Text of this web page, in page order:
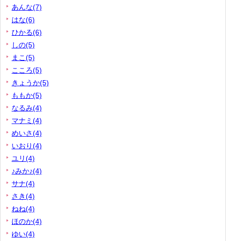
あんな(7)
はな(6)
ひかる(6)
しの(5)
まこ(5)
こころ(5)
きょうか(5)
ももか(5)
なるみ(4)
マナミ(4)
めいさ(4)
いおり(4)
ユリ(4)
♪みか♪(4)
サナ(4)
さき(4)
ねね(4)
ほのか(4)
ゆい(4)